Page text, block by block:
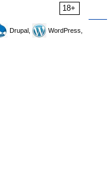
18+
Drupal,
WordPress,